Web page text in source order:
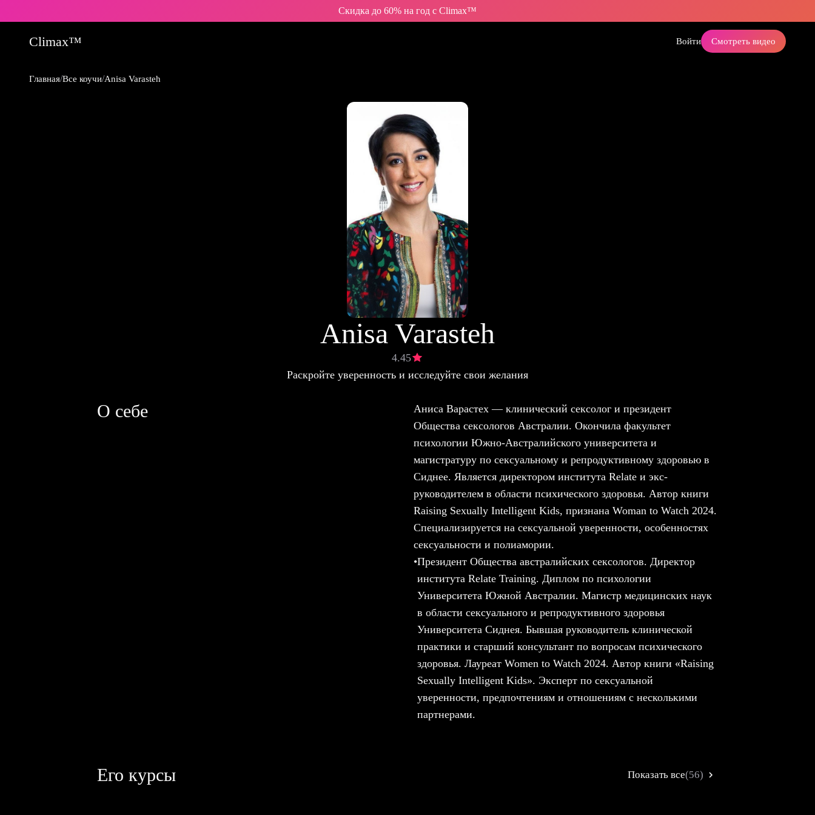
Скидка до 60% на год с Climax™
Climax™ Войти Смотреть видео
Главная/Все коучи/Anisa Varasteh
Anisa Varasteh
4.45
Раскройте уверенность и исследуйте свои желания
О себе
Аниса Варастех — клинический сексолог и президент
Общества сексологов Австралии. Окончила факультет
психологии Южно-Австралийского университета и
магистратуру по сексуальному и репродуктивному здоровью в
Сиднее. Является директором института Relate и экс-
руководителем в области психического здоровья. Автор книги
Raising Sexually Intelligent Kids, признана Woman to Watch 2024.
Специализируется на сексуальной уверенности, особенностях
сексуальности и полиамории.
•Президент Общества австралийских сексологов. Директор
института Relate Training. Диплом по психологии
Университета Южной Австралии. Магистр медицинских наук
в области сексуального и репродуктивного здоровья
Университета Сиднея. Бывшая руководитель клинической
практики и старший консультант по вопросам психического
здоровья. Лауреат Women to Watch 2024. Автор книги «Raising
Sexually Intelligent Kids». Эксперт по сексуальной
уверенности, предпочтениям и отношениям с несколькими
партнерами.
Его курсы Показать все(56)